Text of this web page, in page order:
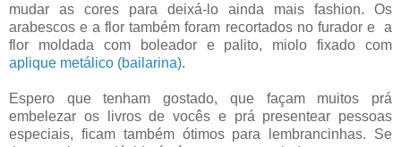
mudar as cores para deixá-lo ainda mais fashion. Os
arabescos e a flor também foram recortados no furador e a
flor moldada com boleador e palito, miolo fixado com
aplique metálico (bailarina).
Espero que tenham gostado, que façam muitos prá
embelezar os livros de vocês e prá presentear pessoas
especiais, ficam também ótimos para lembrancinhas. Se